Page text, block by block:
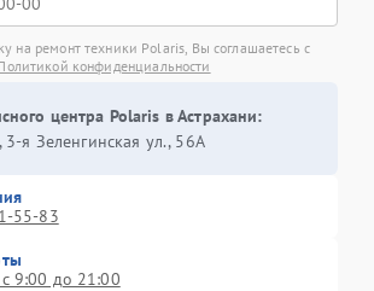
на ремонт техники Polaris, Вы соглашаетесь с
конфиденциальности
центра Polaris в Астрахани:
3-я Зеленгинская ул., 56А
55-83
9:00 до 21:00